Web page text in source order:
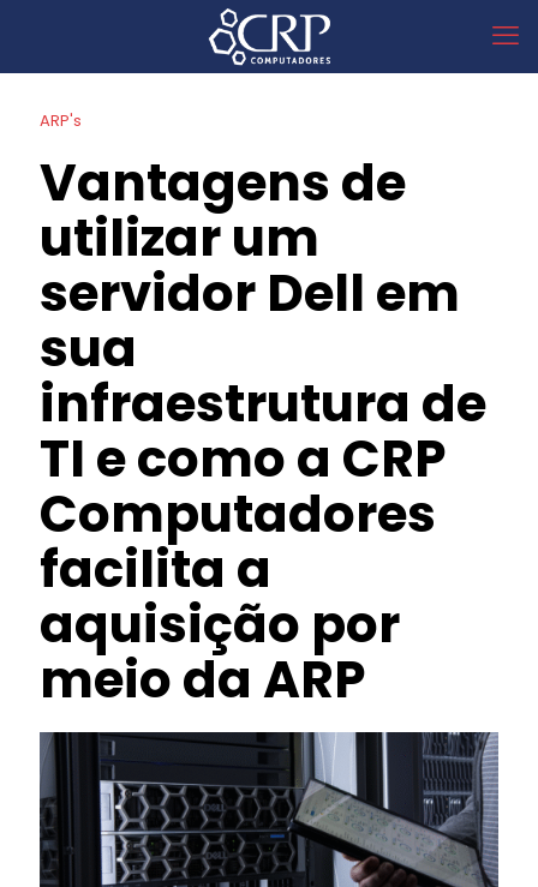
ARP's
Vantagens de
utilizar um
servidor Dell em
sua
infraestrutura de
TI e como a CRP
Computadores
facilita a
aquisição por
meio da ARP